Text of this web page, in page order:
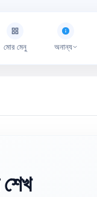
মোর মেনু অনান্য
শেখ